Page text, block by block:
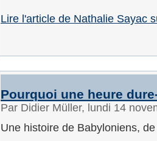
Lire l'article de Nathalie Sayac
Pourquoi une heure
Par Didier Müller, lundi 14
Une histoire de Babyloniens,